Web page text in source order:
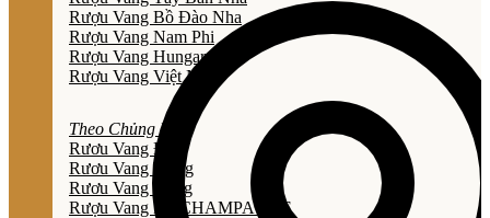
Rượu Vang Bồ Đào Nha
Rượu Vang Nam Phi
Rượu Vang Hungary
Rượu Vang Việt Nam
Theo Chủng Loại
Rươu Vang Đỏ
Rươu Vang Trắng
Rươu Vang Hồng
Rượu Vang Nổ/CHAMPAGNE